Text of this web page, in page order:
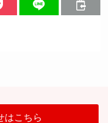
はこちら